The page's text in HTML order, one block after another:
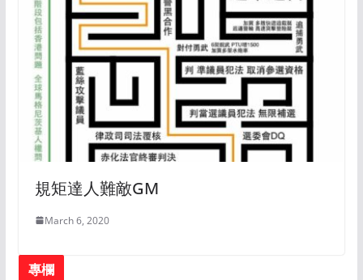
規矩達人難敵GM
March 6, 2020
專欄